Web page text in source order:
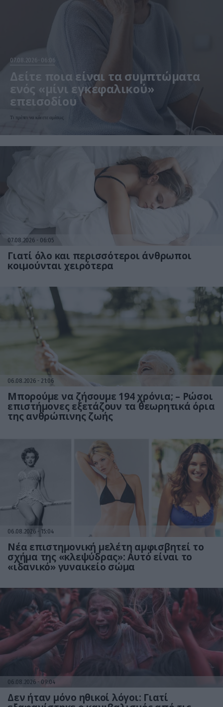
07.08.2026 06:06
Δείτε ποια είναι τα συμπτώματα
ενός «μίνι εγκεφαλικού»
επεισοδίου
Τι πρέπει να κάνετε αμέσως
07.08.2026 06:05
Γιατί όλο και περισσότεροι άνθρωποι
κοιμούνται χειρότερα
06.08.2026 21:06
Μπορούμε να ζήσουμε 194 χρόνια; – Ρώσοι
επιστήμονες εξετάζουν τα θεωρητικά όρια
της ανθρώπινης ζωής
06.08.2026 15:04
Νέα επιστημονική μελέτη αμφισβητεί το
σχήμα της «κλεψύδρας»: Αυτό είναι το
«ιδανικό» γυναικείο σώμα
06.08.2026 09:04
Δεν ήταν μόνο ηθικοί λόγοι: Γιατί